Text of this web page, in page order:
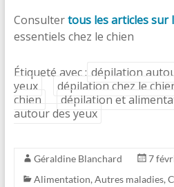
Consultertous les articles sur
essentiels chez le chien
Étiqueté avec : dépilation
yeux
dépilation chez le
chien
dépilation et
autour des yeux
Géraldine Blanchard
7
Alimentation, Autres maladies,